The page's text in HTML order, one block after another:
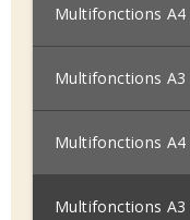
Multifonctions
Multifonctions
Multifonctions
Multifonctions